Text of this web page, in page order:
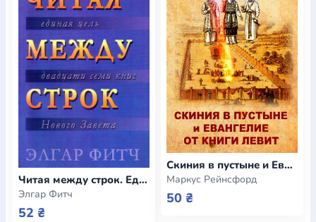
Читая между строк. Единая цель двадцати семи книг Нового Завета (e-book)
Элгар Фитч
52 ₴
Скиния в пустыне и Евангелие от книги Левит (e-book)
Маркус Рейнсфорд
50 ₴